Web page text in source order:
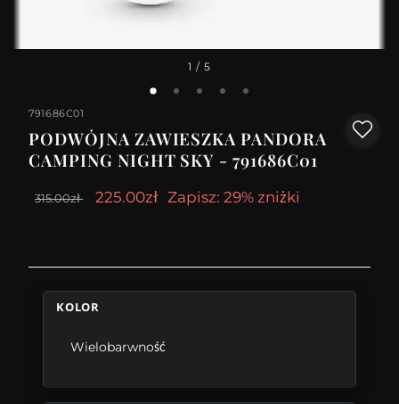
1 / 5
791686C01
PODWÓJNA ZAWIESZKA PANDORA
CAMPING NIGHT SKY - 791686C01
315.00zł 225.00zł Zapisz: 29% zniżki
KOLOR
Wielobarwność